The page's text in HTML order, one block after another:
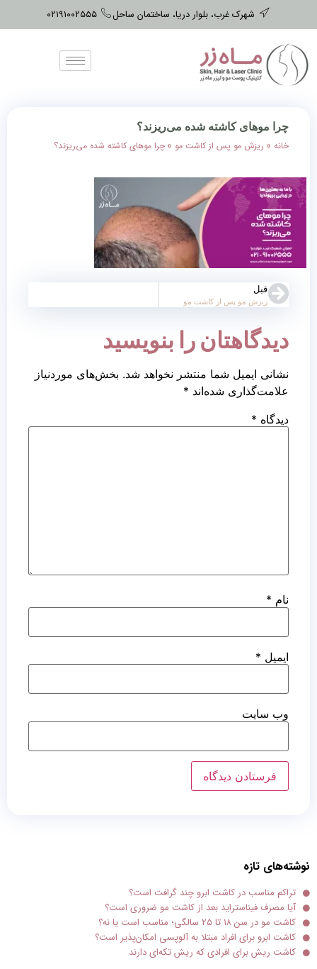
شهرک غرب، بلوار دریا، ساختمان ساحل ۰۲۱۹۱۰۰۲۵۵۵
چرا موهای کاشته شده می‌‌ریزند؟
خانه » ریزش مو پس از کاشت مو » چرا موهای کاشته شده می‌‌ریزند؟
قبل
ریزش مو پس از کاشت مو
دیدگاهتان را بنویسید
نشانی ایمیل شما منتشر نخواهد شد. بخش‌های موردنیاز
علامت‌گذاری شده‌اند *
دیدگاه *
نام *
ایمیل *
وب‌ سایت
نوشته‌های تازه
تراکم مناسب در کاشت ابرو چند گرافت است؟
آیا مصرف فیناستراید بعد از کاشت مو ضروری است؟
کاشت مو در سن ۱۸ تا ۲۵ سالگی؛ مناسب است یا نه؟
کاشت ابرو برای افراد مبتلا به آلوپسی امکان‌پذیر است؟
کاشت ریش برای افرادی که ریش تکه‌ای دارند